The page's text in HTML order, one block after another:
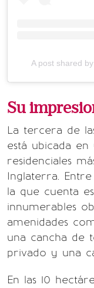
A post shared
Su
La tercera de
está ubicada
residenciales
Inglaterra.
la que cuenta
innumerables
amenidades
una cancha de
privado y una
En las 10